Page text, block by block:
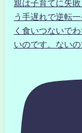
親は子育てに失
う手遅れで逆転
く食いつないで
いのです。ないの